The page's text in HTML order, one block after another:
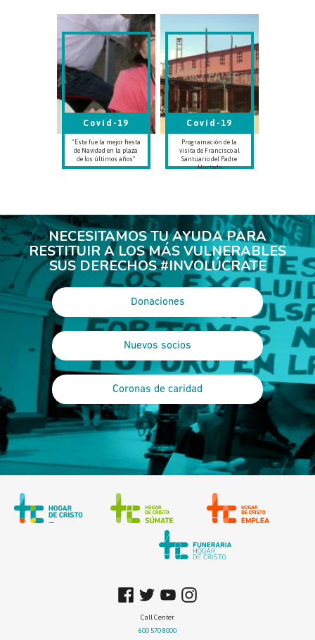
“Esta fue la mejor fiesta
de Navidad en la plaza
de los últimos años”
Covid-19
Programación de la
visita de Francisco al
Santuario del Padre
Hurtado
Covid-19
NECESITAMOS TU AYUDA PARA
RESTITUIR A LOS MÁS VULNERABLES
SUS DERECHOS #INVOLÚCRATE
Donaciones
Nuevos socios
Coronas de caridad
Call Center
600 570 8000